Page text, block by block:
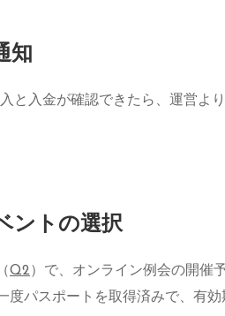
知
と入金が確認できたら、運営より
ントの選択
Q2）で、オンライン例会の開催
度パスポートを取得済みで、有